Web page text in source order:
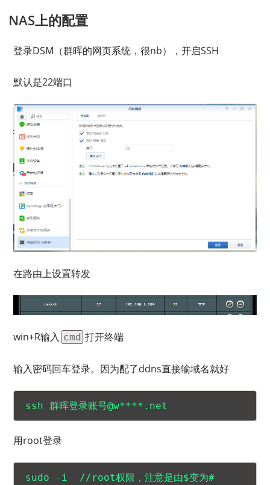
NAS上的配置
登录DSM（群晖的网页系统，很nb），开启SSH
默认是22端口
在路由上设置转发
win+R输入 cmd 打开终端
输入密码回车登录。因为配了ddns直接输域名就好
用root登录